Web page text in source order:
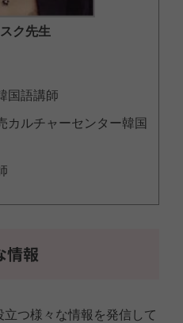
ク先生
国語講師
カルチャーセンター韓国
情報
つ様々な情報を発信して